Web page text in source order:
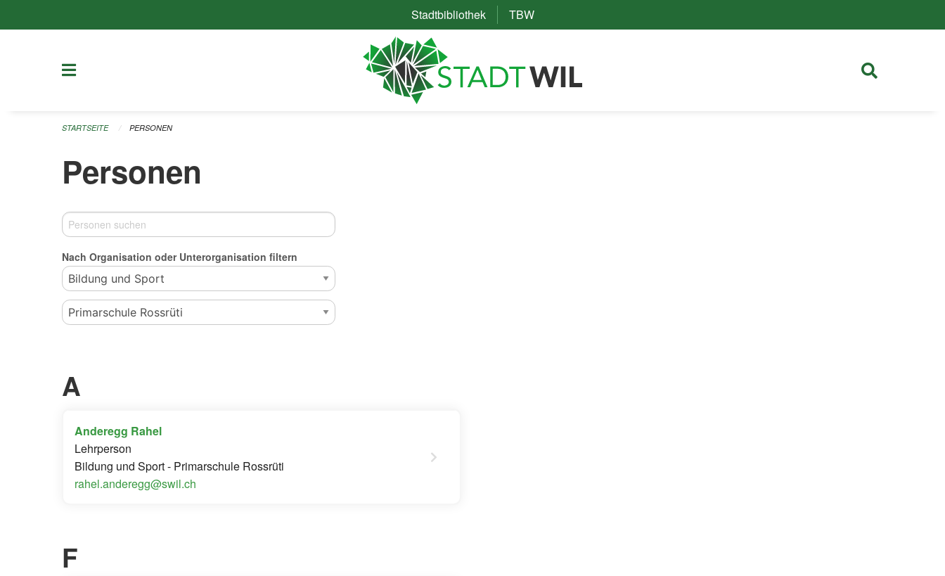
Stadtbibliothek(External Link)
TBW(External Link)
STARTSEITE PERSONEN
Personen
Nach Organisation oder Unterorganisation filtern
A
Anderegg Rahel
Lehrperson
Bildung und Sport - Primarschule Rossrüti
rahel.anderegg@swil.ch
F